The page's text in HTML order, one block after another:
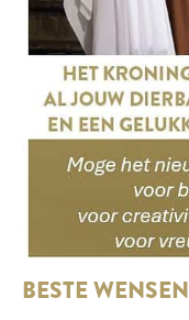
BESTE WENSEN